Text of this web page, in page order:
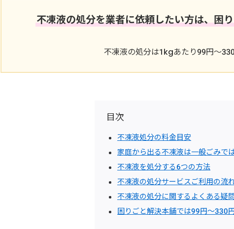
不凍液の処分を業者に依頼したい方は、困
不凍液の処分は1kgあたり99円～
目次
不凍液処分の料金目安
家庭から出る不凍液は一般ごみで
不凍液を処分する6つの方法
不凍液の処分サービスご利用の流
不凍液の処分に関するよくある疑
困りごと解決本舗では99円～330